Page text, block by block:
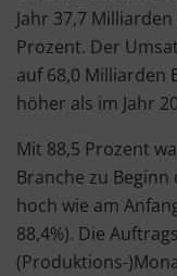
Jahr 37,7
Prozent. Der
auf 68,0 Milliarden
höher als im Jahr
Mit 88,5 Prozent
Branche zu
hoch wie am
88,4%). Die
(Produktions-